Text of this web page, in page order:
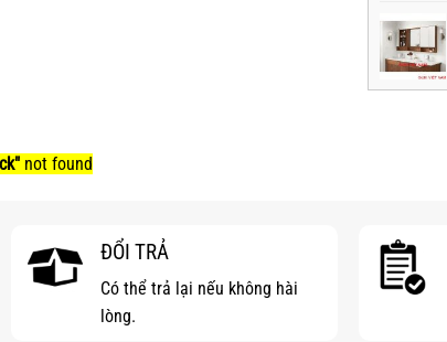
not found
ĐỔI TRẢ
Có thể trả lại nếu không hài
lòng.